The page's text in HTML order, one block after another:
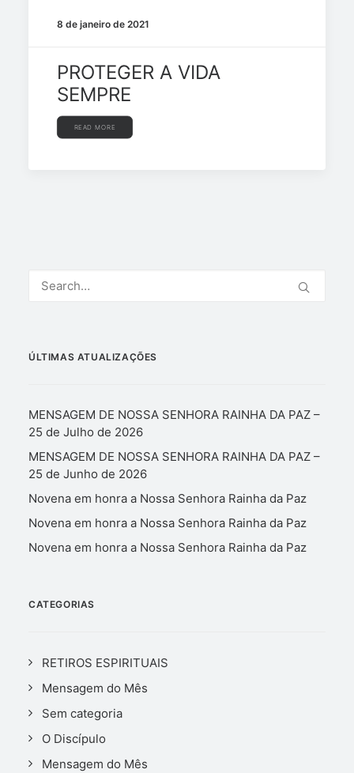
8 de janeiro de 2021
PROTEGER A VIDA
SEMPRE
READ MORE
ÚLTIMAS ATUALIZAÇÕES
MENSAGEM DE NOSSA SENHORA RAINHA DA PAZ –
25 de Julho de 2026
MENSAGEM DE NOSSA SENHORA RAINHA DA PAZ –
25 de Junho de 2026
Novena em honra a Nossa Senhora Rainha da Paz
Novena em honra a Nossa Senhora Rainha da Paz
Novena em honra a Nossa Senhora Rainha da Paz
CATEGORIAS
RETIROS ESPIRITUAIS
Mensagem do Mês
Sem categoria
O Discípulo
Mensagem do Mês